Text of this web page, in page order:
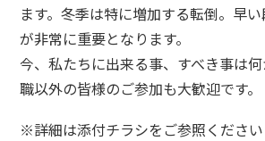
ます。冬季は特に増加する転倒。早
が非常に重要となります。
今、私たちに出来る事、すべき事は何
職以外の皆様のご参加も大歓迎です。
※詳細は添付チラシをご参照ください